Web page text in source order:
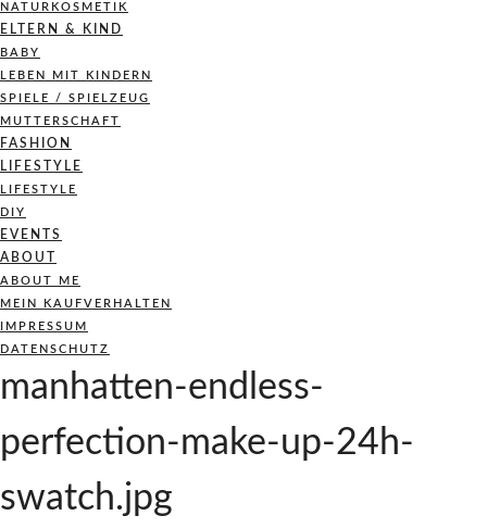
NATURKOSMETIK
ELTERN & KIND
BABY
LEBEN MIT KINDERN
SPIELE / SPIELZEUG
MUTTERSCHAFT
FASHION
LIFESTYLE
LIFESTYLE
DIY
EVENTS
ABOUT
ABOUT ME
MEIN KAUFVERHALTEN
IMPRESSUM
DATENSCHUTZ
manhatten-endless-
perfection-make-up-24h-
swatch.jpg